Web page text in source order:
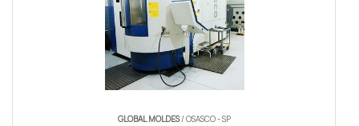
GLOBAL MOLDES/ OSASCO - SP